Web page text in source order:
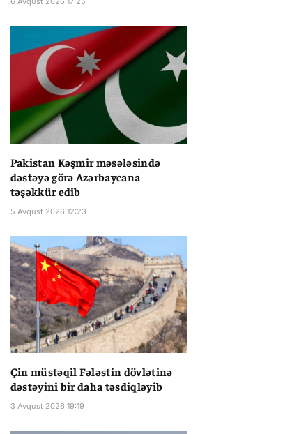
Pakistan Kəşmir məsələsində
dəstəyə görə Azərbaycana
təşəkkür edib
5 Avqust 2026 12:23
Çin müstəqil Fələstin dövlətinə
dəstəyini bir daha təsdiqləyib
3 Avqust 2026 19:19